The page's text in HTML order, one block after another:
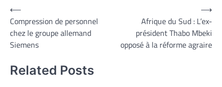
Navigation
de
l’article
⟵
Compression de personnel
chez le groupe allemand
Siemens
Afrique du Sud : L’ex-
président Thabo Mbeki
opposé à la réforme agraire
⟶
Related Posts